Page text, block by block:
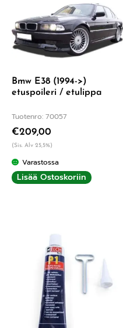
Bmw E38 (1994->)
etuspoileri / etulippa
Tuotenro: 70057
€209,00
(Sis. Alv 25,5%)
Varastossa
Lisää Ostoskoriin